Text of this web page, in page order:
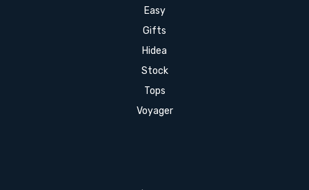
Easy
Gifts
Hidea
Stock
Tops
Voyager